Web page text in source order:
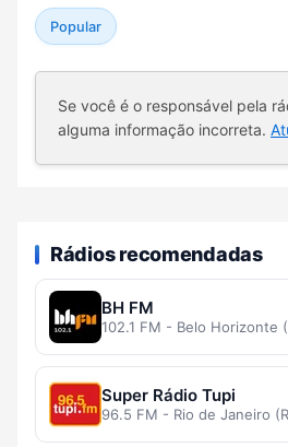
Popular
Se você é o responsável pela
alguma informação incorreta.
Rádios recomendadas
BH FM
102.1 FM - Belo Horizonte
Super Rádio Tupi
96.5 FM - Rio de Janeiro